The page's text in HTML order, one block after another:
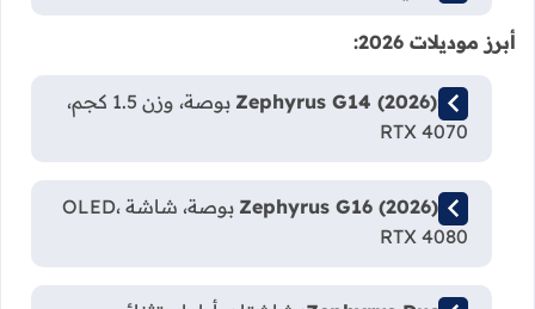
أبرز موديلات 2026:
Zephyrus G14 (2026)
: 14 بوصة، وزن 1.5 كجم،
RTX 4070
Zephyrus G16 (2026)
: 16 بوصة، شاشة OLED،
RTX 4080